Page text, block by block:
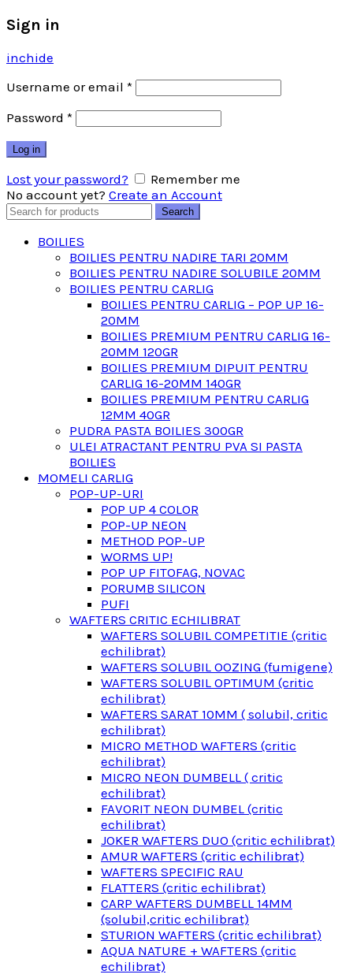
Sign in
inchide
Username or email *
Password *
Log in
Lost your password?
Remember me
No account yet? Create an Account
Search
Search
BOILIES
BOILIES PENTRU NADIRE TARI 20MM
BOILIES PENTRU NADIRE SOLUBILE 20MM
BOILIES PENTRU CARLIG
BOILIES PENTRU CARLIG – POP UP 16-
20MM
BOILIES PREMIUM PENTRU CARLIG 16-
20MM 120GR
BOILIES PREMIUM DIPUIT PENTRU
CARLIG 16-20MM 140GR
BOILIES PREMIUM PENTRU CARLIG
12MM 40GR
PUDRA PASTA BOILIES 300GR
ULEI ATRACTANT PENTRU PVA SI PASTA
BOILIES
MOMELI CARLIG
POP-UP-URI
POP UP 4 COLOR
POP-UP NEON
METHOD POP-UP
WORMS UP!
POP UP FITOFAG, NOVAC
PORUMB SILICON
PUFI
WAFTERS CRITIC ECHILIBRAT
WAFTERS SOLUBIL COMPETITIE (critic
echilibrat)
WAFTERS SOLUBIL OOZING (fumigene)
WAFTERS SOLUBIL OPTIMUM (critic
echilibrat)
WAFTERS SARAT 10MM ( solubil, critic
echilibrat)
MICRO METHOD WAFTERS (critic
echilibrat)
MICRO NEON DUMBELL ( critic
echilibrat)
FAVORIT NEON DUMBEL (critic
echilibrat)
JOKER WAFTERS DUO (critic echilibrat)
AMUR WAFTERS (critic echilibrat)
WAFTERS SPECIFIC RAU
FLATTERS (critic echilibrat)
CARP WAFTERS DUMBELL 14MM
(solubil,critic echilibrat)
STURION WAFTERS (critic echilibrat)
AQUA NATURE + WAFTERS (critic
echilibrat)